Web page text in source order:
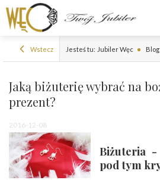
Wstecz Jesteś tu: Jubiler Węc Blog
Jaką biżuterię wybrać na
prezent?
2016-12-08
Biżuteria
pod tym